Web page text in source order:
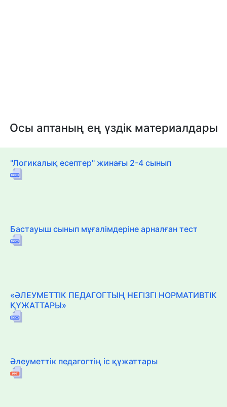
Осы аптаның ең үздік материалдары
"Логикалық есептер" жинағы 2-4 сынып
Бастауыш сынып мұғалімдеріне арналған тест
«ӘЛЕУМЕТТІК ПЕДАГОГТЫҢ НЕГІЗГІ НОРМАТИВТІК
ҚҰЖАТТАРЫ»
Әлеуметтік педагогтің іс құжаттары